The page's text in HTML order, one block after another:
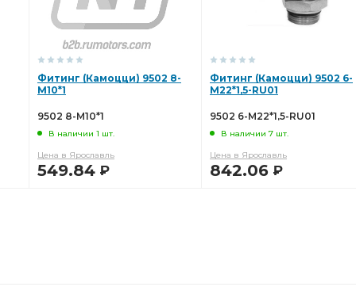
Прокладка фланца выключения сцепления
вкладышей шатунных подшипников ДЗВ
поддона Комплект шатунных вкладышей 1,50
0,05 сборе Malang заглушек Дайдо
Фитинг (Камоцци) 9502 8-
М10*1
9502 8-М10*1
В наличии 1 шт.
Цена в Ярославль
549.84 Р
Фитинг (Камоцци) 9502 6-
М22*1,5-RU01
9502 6-М22*1,5-RU01
В наличии 7 шт.
Цена в Ярославль
842.06 Р